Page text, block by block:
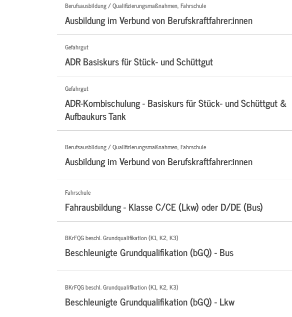
Berufsausbildung / Qualifizierungsmaßnahmen, Fahrschule
Ausbildung im Verbund von Berufskraftfahrer:innen
Gefahrgut
ADR Basiskurs für Stück- und Schüttgut
Gefahrgut
ADR-Kombischulung - Basiskurs für Stück- und Schüttgut &
Aufbaukurs Tank
Berufsausbildung / Qualifizierungsmaßnahmen, Fahrschule
Ausbildung im Verbund von Berufskraftfahrer:innen
Fahrschule
Fahrausbildung - Klasse C/CE (Lkw) oder D/DE (Bus)
BKrFQG beschl. Grundqualifikation (K1, K2, K3)
Beschleunigte Grundqualifikation (bGQ) - Bus
BKrFQG beschl. Grundqualifikation (K1, K2, K3)
Beschleunigte Grundqualifikation (bGQ) - Lkw